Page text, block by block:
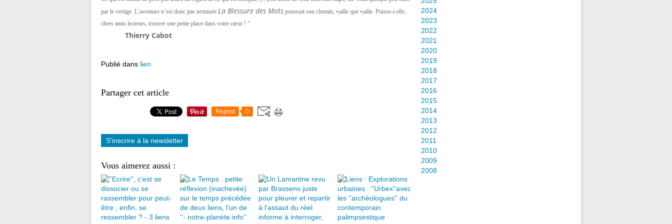
par le vertige. L’aventure n’est donc pas terminée.La Blessure des Mots poursuit son chemin, vaille que vaille. Puisse-t-elle,
chers amis lecteurs, trouver une petite place dans votre cœur ! "
Thierry Cabot
Publié dans lien
Partager cet article
Repost 0
S'inscrire à la newsletter
Vous aimerez aussi :
2024
2023
2022
2021
2020
2019
2018
2017
2016
2015
2014
2013
2012
2011
2010
2009
2008